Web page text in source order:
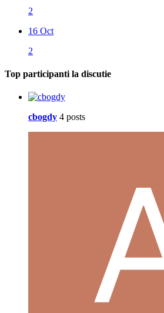
2
16 Oct
2
Top participanti la discutie
cbogdy 4 posts